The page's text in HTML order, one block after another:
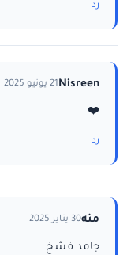
رد
Nisreen21 يونيو 2025
❤️
رد
منه30 يناير 2025
جامد فشخ